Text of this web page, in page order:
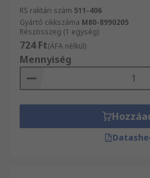
RS raktári szám 511-406
Gyártó cikkszáma M80-8990205
Részösszeg (1 egység)
724 Ft(ÁFA nélkül)
Mennyiség